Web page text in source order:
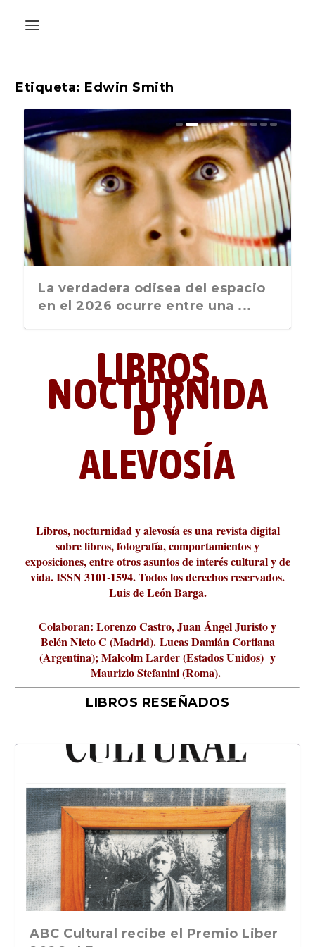
Etiqueta: Edwin Smith
La última postal de la temporada
nos recuerda que nos vamos ...
La verdadera odisea del espacio
en el 2026 ocurre entre una ...
Revista Cultural Turia, númer...
10.000 pasos al día? Lo que d...
paisajística del mar de Sicil...
París
metafísicos de la novela ne...
LIBROS,
NOCTURNIDA
D Y
ALEVOSÍA
Libros, nocturnidad y alevosía es una revista digital
sobre libros, fotografía, comportamientos y
exposiciones, entre otros asuntos de interés cultural y de
vida. ISSN 3101-1594. Todos los derechos reservados.
Luis de León Barga.
Colaboran: Lorenzo Castro, Juan Ángel Juristo y
Belén Nieto C (Madrid). Lucas Damián Cortiana
(Argentina); Malcolm Larder (Estados Unidos) y
Maurizio Stefanini (Roma).
LIBROS RESEÑADOS
La verdadera odisea del espacio en
ABC Cultural recibe el Premio Liber
La cultura de la transgresión.